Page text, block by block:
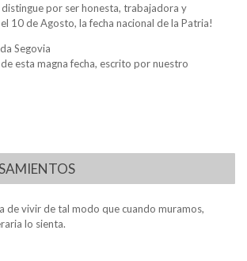
distingue por ser honesta, trabajadora y
10 de Agosto, la fecha nacional de la Patria!
Segovia
esta magna fecha, escrito por nuestro
de vivir de tal modo que cuando muramos,
lo sienta.